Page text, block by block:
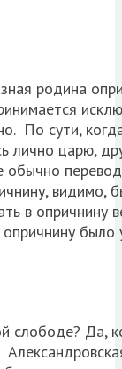
родина
По сути,
лично царю,
обычно
в
слободе? Да,